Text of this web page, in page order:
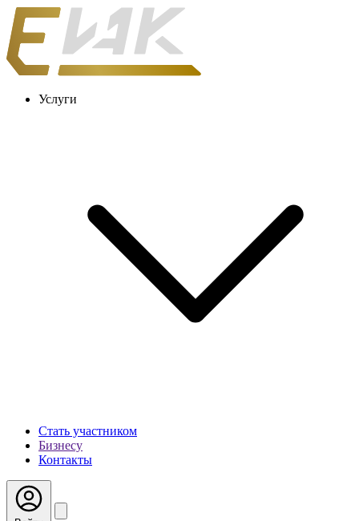
Услуги
Стать участником
Бизнесу
Контакты